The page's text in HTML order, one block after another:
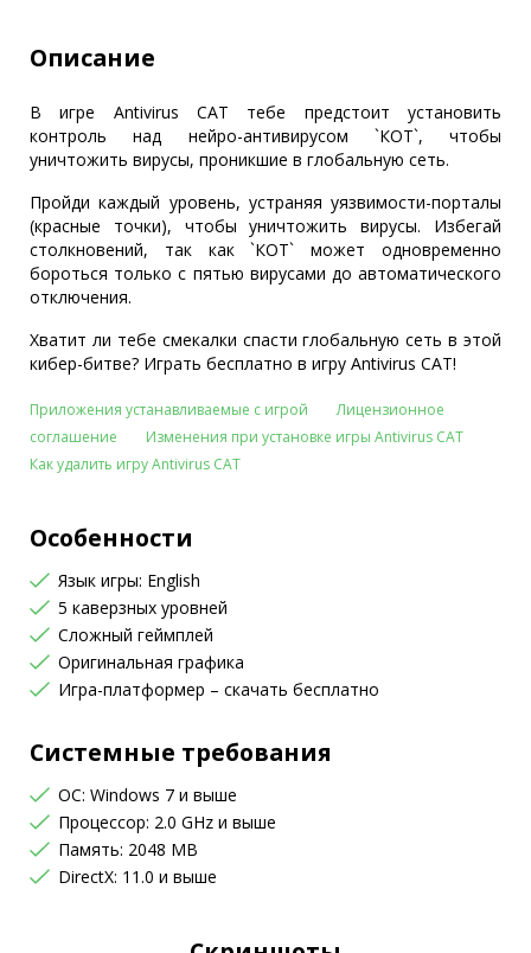
Описание
В игре Antivirus CAT тебе предстоит установить
контроль над нейро-антивирусом `КОТ`, чтобы
уничтожить вирусы, проникшие в глобальную сеть.
Пройди каждый уровень, устраняя уязвимости-порталы
(красные точки), чтобы уничтожить вирусы. Избегай
столкновений, так как `КОТ` может одновременно
бороться только с пятью вирусами до автоматического
отключения.
Хватит ли тебе смекалки спасти глобальную сеть в этой
кибер-битве? Играть бесплатно в игру Antivirus CAT!
Приложения устанавливаемые с игрой
Лицензионное
соглашение
Изменения при установке игры Antivirus CAT
Как удалить игру Antivirus CAT
Особенности
Язык игры: English
5 каверзных уровней
Сложный геймплей
Оригинальная графика
Игра-платформер – скачать бесплатно
Системные требования
OC: Windows 7 и выше
Процессор: 2.0 GHz и выше
Память: 2048 MB
DirectX: 11.0 и выше